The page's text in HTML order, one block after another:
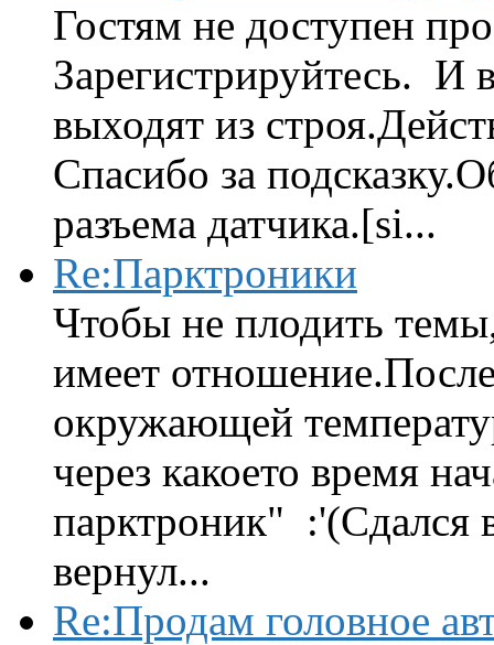
Гостям не доступен
Зарегистрируйтесь. И
выходят из
Спасибо за
разъема датчика.[si...
Re:Парктроники
Чтобы не плодить
имеет
окружающей
через какоето время
парктроник" :'(Сдался
вернул...
Re:Продам головное